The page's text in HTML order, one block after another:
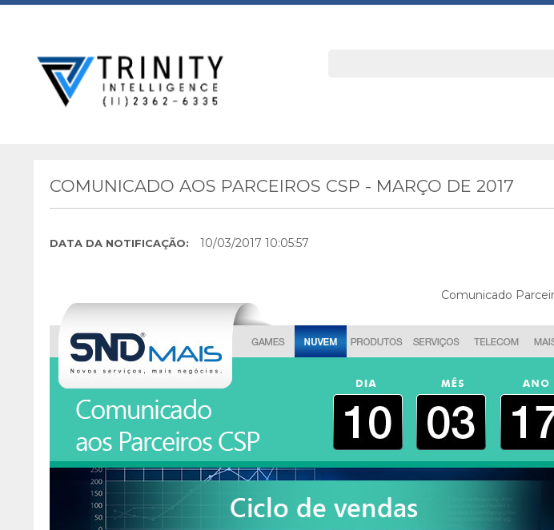
COMUNICADO AOS PARCEIROS CSP - MARÇO DE 2017
DATA DA NOTIFICAÇÃO: 10/03/2017 10:05:57
Comunicado